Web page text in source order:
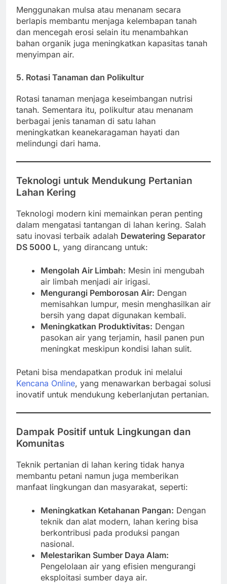
Menggunakan mulsa atau menanam secara
berlapis membantu menjaga kelembapan tanah
dan mencegah erosi selain itu menambahkan
bahan organik juga meningkatkan kapasitas tanah
menyimpan air.
5. Rotasi Tanaman dan Polikultur
Rotasi tanaman menjaga keseimbangan nutrisi
tanah. Sementara itu, polikultur atau menanam
berbagai jenis tanaman di satu lahan
meningkatkan keanekaragaman hayati dan
melindungi dari hama.
Teknologi untuk Mendukung Pertanian
Lahan Kering
Teknologi modern kini memainkan peran penting
dalam mengatasi tantangan di lahan kering. Salah
satu inovasi terbaik adalah Dewatering Separator
DS 5000 L, yang dirancang untuk:
Mengolah Air Limbah: Mesin ini mengubah
air limbah menjadi air irigasi.
Mengurangi Pemborosan Air: Dengan
memisahkan lumpur, mesin menghasilkan air
bersih yang dapat digunakan kembali.
Meningkatkan Produktivitas: Dengan
pasokan air yang terjamin, hasil panen pun
meningkat meskipun kondisi lahan sulit.
Petani bisa mendapatkan produk ini melalui
Kencana Online, yang menawarkan berbagai solusi
inovatif untuk mendukung keberlanjutan pertanian.
Dampak Positif untuk Lingkungan dan
Komunitas
Teknik pertanian di lahan kering tidak hanya
membantu petani namun juga memberikan
manfaat lingkungan dan masyarakat, seperti:
Meningkatkan Ketahanan Pangan: Dengan
teknik dan alat modern, lahan kering bisa
berkontribusi pada produksi pangan
nasional.
Melestarikan Sumber Daya Alam:
Pengelolaan air yang efisien mengurangi
eksploitasi sumber daya air.